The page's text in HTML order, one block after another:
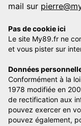
mail sur
Pas de cookie ici
Le site My89.fr ne
et vous pister sur
Données
Conformément à la
1978 modifiée en
de rectification aux
pouvez exercer en
pouvez également,